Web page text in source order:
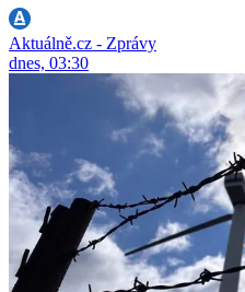
Aktuálně.cz - Zprávy
dnes, 03:30